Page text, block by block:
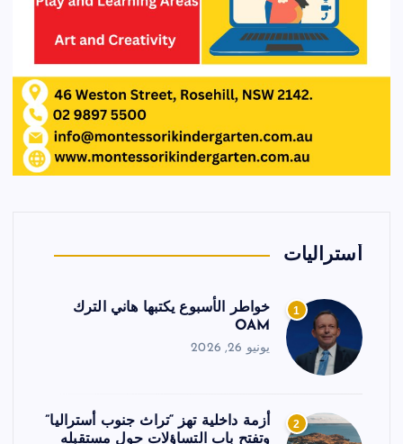
أستراليات
1
خواطر الأسبوع يكتبها هاني الترك
OAM
يونيو 26, 2026
2
أزمة داخلية تهز “تراث جنوب أستراليا”
وتفتح باب التساؤلات حول مستقبله